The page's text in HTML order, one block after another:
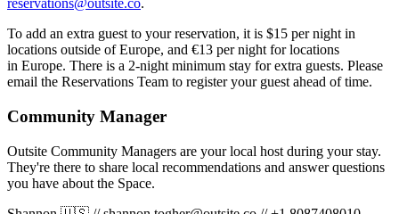
reservations@outsite.co.
To add an extra guest to your reservation, it is $15 per night in
locations outside of Europe, and €13 per night for locations
in Europe. There is a 2-night minimum stay for extra guests. Please
email the Reservations Team to register your guest ahead of time.
Community Manager
Outsite Community Managers are your local host during your stay.
They're there to share local recommendations and answer questions
you have about the Space.